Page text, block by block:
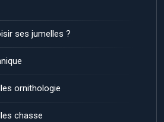
ses jumelles ?
ornithologie
chasse